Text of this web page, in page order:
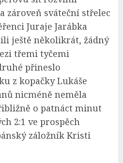
zároveň sváteční střelec
Juraje Jarábka
ještě několikrát, žádný
třemi tyčemi
přineslo
z kopačky Lukáše
nicméně neměla
o patnáct minut
2:1 ve prospěch
záložník Kristi